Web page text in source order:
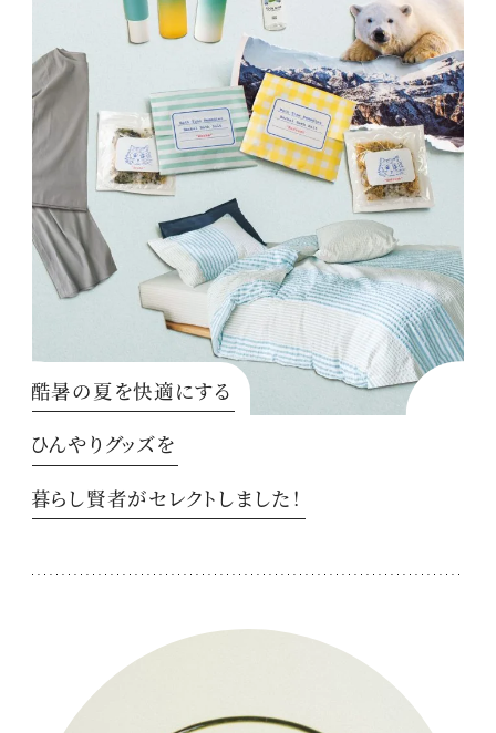
酷暑の夏を快適にする
ひんやりグッズを
暮らし賢者がセレクトしました！